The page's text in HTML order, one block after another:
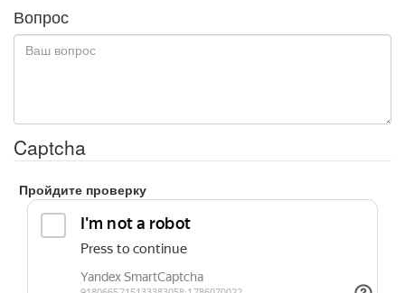
Вопрос
Captcha
Пройдите проверку